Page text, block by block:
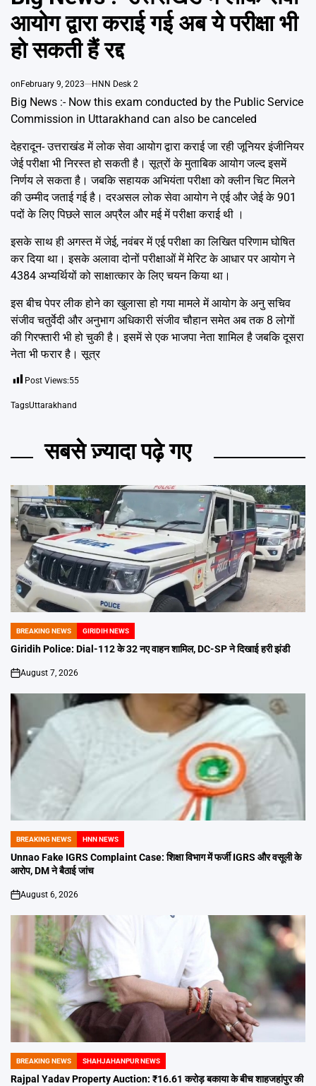
आयोग द्वारा कराई गई अब ये परीक्षा भी
हो सकती हैं रद्द
on February 9, 2023 HNN Desk 2
Big News :- Now this exam conducted by the Public Service
Commission in Uttarakhand can also be canceled
देहरादून- उत्तराखंड में लोक सेवा आयोग द्वारा कराई जा रही जूनियर इंजीनियर
जेई परीक्षा भी निरस्त हो सकती है। सूत्रों के मुताबिक आयोग जल्द इसमें
निर्णय ले सकता है। जबकि सहायक अभियंता परीक्षा को क्लीन चिट मिलने
की उम्मीद जताई गई है। दरअसल लोक सेवा आयोग ने एई और जेई के 901
पदों के लिए पिछले साल अप्रैल और मई में परीक्षा कराई थी ।
इसके साथ ही अगस्त में जेई, नवंबर में एई परीक्षा का लिखित परिणाम घोषित
कर दिया था। इसके अलावा दोनों परीक्षाओं में मेरिट के आधार पर आयोग ने
4384 अभ्यर्थियों को साक्षात्कार के लिए चयन किया था।
इस बीच पेपर लीक होने का खुलासा हो गया मामले में आयोग के अनु सचिव
संजीव चतुर्वेदी और अनुभाग अधिकारी संजीव चौहान समेत अब तक 8 लोगों
की गिरफ्तारी भी हो चुकी है। इसमें से एक भाजपा नेता शामिल है जबकि दूसरा
नेता भी फरार है। सूत्र
Post Views:55
TagsUttarakhand
सबसे ज़्यादा पढ़े गए
POSTED
IN
BREAKING NEWS GIRIDIH NEWS
Giridih Police: Dial-112 के 32 नए वाहन शामिल, DC-SP ने दिखाई हरी झंडी
on
August 7, 2026
POSTED
IN
BREAKING NEWS HNN NEWS
Unnao Fake IGRS Complaint Case: शिक्षा विभाग में फर्जी IGRS और वसूली के
आरोप, DM ने बैठाई जांच
on
August 6, 2026
POSTED
IN
BREAKING NEWS SHAHJAHANPUR NEWS
Rajpal Yadav Property Auction: ₹16.61 करोड़ बकाया के बीच शाहजहांपुर की